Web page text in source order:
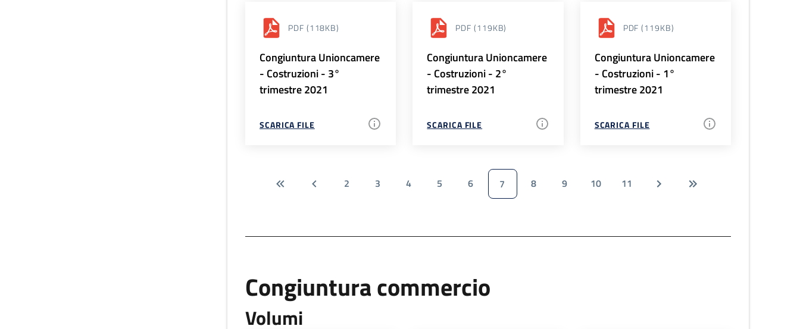
PDF (118KB)
Congiuntura Unioncamere
- Costruzioni - 3°
trimestre 2021
SCARICA FILE
PDF (119KB)
Congiuntura Unioncamere
- Costruzioni - 2°
trimestre 2021
SCARICA FILE
PDF (119KB)
Congiuntura Unioncamere
- Costruzioni - 1°
trimestre 2021
SCARICA FILE
2 3 4 5 6 7 8 9 10 11
Congiuntura commercio
Volumi